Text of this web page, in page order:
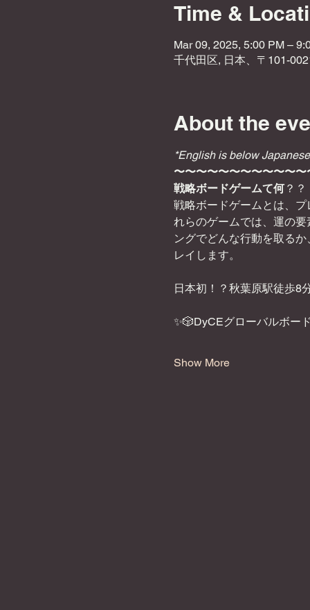
Time &
Mar 09, 2025, 5:00 PM –
千代田区, 日本、〒101-
About the
*English is below Japanese
〜〜〜〜〜〜〜〜〜〜〜〜
戦略ボードゲームて何？？
戦略ボードゲームとは、
れらのゲームでは、運の
ングでどんな行動を取る
レイします。
日本初！？秋葉原駅徒歩8
✨🎲DyCEグローバルボー
Show More